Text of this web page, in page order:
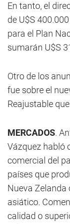
En tanto, el
de U$S
para el Plan
sumarán U$S
Otro de los
fue sobre el
Reajustable
MERCADOS.
Vázquez habló
comercial del
países que
Nueva Zelanda
asiático.
calidad o